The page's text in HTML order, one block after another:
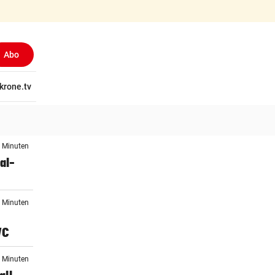
Abo
krone.tv
Minuten
Minuten
Minuten